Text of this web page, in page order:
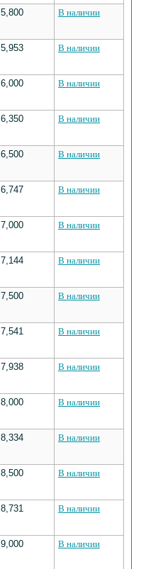
5,800 В наличии
5,953 В наличии
6,000 В наличии
6,350 В наличии
6,500 В наличии
6,747 В наличии
7,000 В наличии
7,144 В наличии
7,500 В наличии
7,541 В наличии
7,938 В наличии
8,000 В наличии
8,334 В наличии
8,500 В наличии
8,731 В наличии
9,000 В наличии